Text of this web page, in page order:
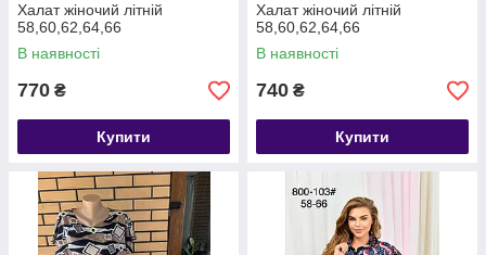
Халат жіночий літній
58,60,62,64,66
В наявності
770 ₴
Купити
Халат жіночий літній
58,60,62,64,66
В наявності
740 ₴
Купити